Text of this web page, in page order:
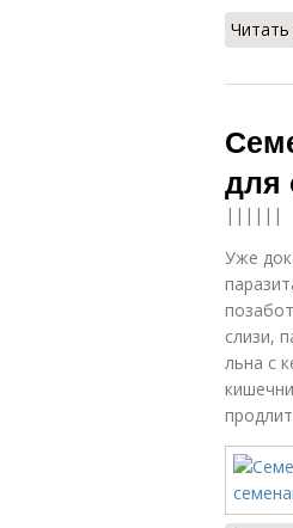
для
||||||
Уже
слизи,
льна с